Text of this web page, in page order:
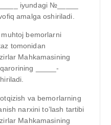
iyundagi №_____
amalga oshiriladi.
bemorlarni
tomonidan
Mahkamasining
_____-
va bemorlarning
narxini to’lash tartibi
Mahkamasining